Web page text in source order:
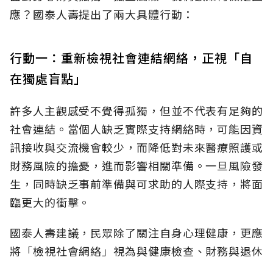
應？國泰人壽提出了兩大具體行動：
行動一：重新檢視社會連結網絡，正視「自
在獨處盲點」
許多人主觀感受不覺得孤獨，但並不代表有足夠的
社會連結。當個人缺乏實際支持網絡時，可能因資
訊接收與交流機會較少，而降低對未來醫療照護或
財務風險的擔憂，進而影響相關準備。一旦風險發
生，同時缺乏事前準備與可求助的人際支持，將面
臨更大的衝擊。
國泰人壽建議，民眾除了關注自身心理健康，更應
將「檢視社會網絡」視為與健康檢查、財務與退休